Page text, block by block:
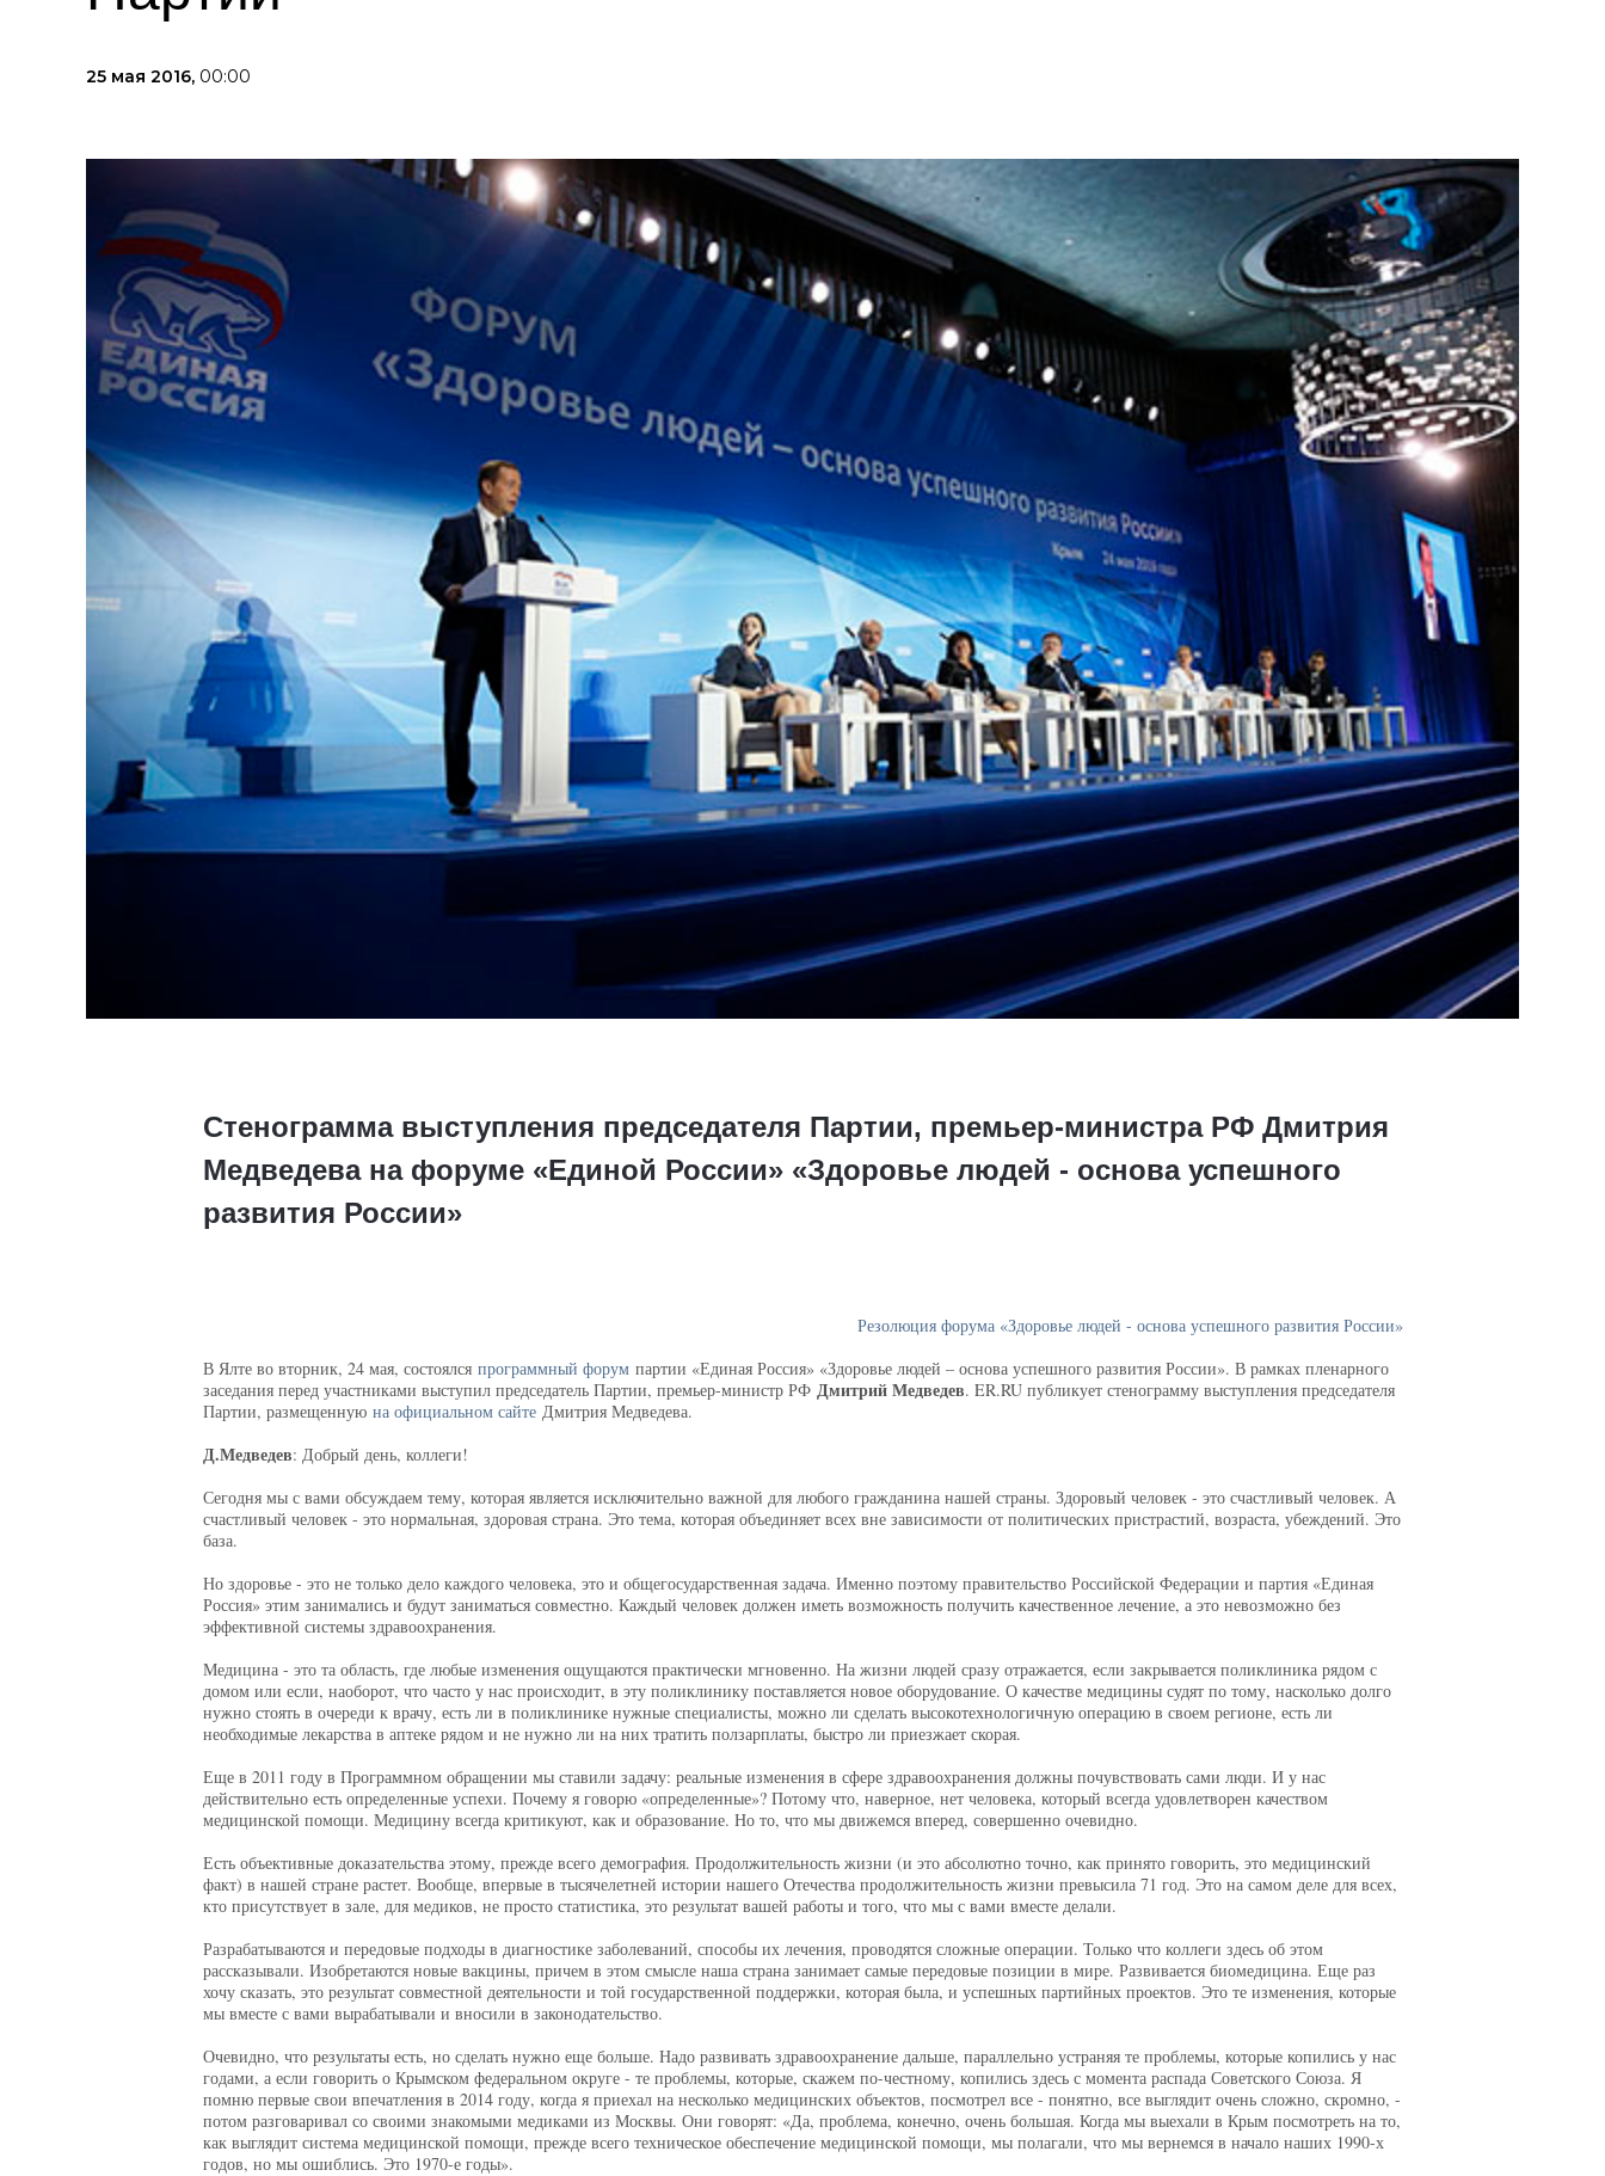
25 мая 2016, 00:00
Стенограмма выступления председателя Партии, премьер-министра РФ Дмитрия
Медведева на форуме «Единой России» «Здоровье людей - основа успешного
развития России»
Резолюция форума «Здоровье людей - основа успешного развития России»
В Ялте во вторник, 24 мая, состоялся программный форумпартии «Единая Россия» «Здоровье людей – основа успешного развития России». В рамках пленарного
заседания перед участниками выступил председатель Партии, премьер-министр РФ Дмитрий Медведев. ER.RU публикует стенограмму выступления председателя
Партии, размещенную на официальном сайтеДмитрия Медведева.
Д.Медведев: Добрый день, коллеги!
Сегодня мы с вами обсуждаем тему, которая является исключительно важной для любого гражданина нашей страны. Здоровый человек - это счастливый человек. А
счастливый человек - это нормальная, здоровая страна. Это тема, которая объединяет всех вне зависимости от политических пристрастий, возраста, убеждений. Это
база.
Но здоровье - это не только дело каждого человека, это и общегосударственная задача. Именно поэтому правительство Российской Федерации и партия «Единая
Россия» этим занимались и будут заниматься совместно. Каждый человек должен иметь возможность получить качественное лечение, а это невозможно без
эффективной системы здравоохранения.
Медицина - это та область, где любые изменения ощущаются практически мгновенно. На жизни людей сразу отражается, если закрывается поликлиника рядом с
домом или если, наоборот, что часто у нас происходит, в эту поликлинику поставляется новое оборудование. О качестве медицины судят по тому, насколько долго
нужно стоять в очереди к врачу, есть ли в поликлинике нужные специалисты, можно ли сделать высокотехнологичную операцию в своем регионе, есть ли
необходимые лекарства в аптеке рядом и не нужно ли на них тратить ползарплаты, быстро ли приезжает скорая.
Еще в 2011 году в Программном обращении мы ставили задачу: реальные изменения в сфере здравоохранения должны почувствовать сами люди. И у нас
действительно есть определенные успехи. Почему я говорю «определенные»? Потому что, наверное, нет человека, который всегда удовлетворен качеством
медицинской помощи. Медицину всегда критикуют, как и образование. Но то, что мы движемся вперед, совершенно очевидно.
Есть объективные доказательства этому, прежде всего демография. Продолжительность жизни (и это абсолютно точно, как принято говорить, это медицинский
факт) в нашей стране растет. Вообще, впервые в тысячелетней истории нашего Отечества продолжительность жизни превысила 71 год. Это на самом деле для всех,
кто присутствует в зале, для медиков, не просто статистика, это результат вашей работы и того, что мы с вами вместе делали.
Разрабатываются и передовые подходы в диагностике заболеваний, способы их лечения, проводятся сложные операции. Только что коллеги здесь об этом
рассказывали. Изобретаются новые вакцины, причем в этом смысле наша страна занимает самые передовые позиции в мире. Развивается биомедицина. Еще раз
хочу сказать, это результат совместной деятельности и той государственной поддержки, которая была, и успешных партийных проектов. Это те изменения, которые
мы вместе с вами вырабатывали и вносили в законодательство.
Очевидно, что результаты есть, но сделать нужно еще больше. Надо развивать здравоохранение дальше, параллельно устраняя те проблемы, которые копились у нас
годами, а если говорить о Крымском федеральном округе - те проблемы, которые, скажем по-честному, копились здесь с момента распада Советского Союза. Я
помню первые свои впечатления в 2014 году, когда я приехал на несколько медицинских объектов, посмотрел все - понятно, все выглядит очень сложно, скромно, -
потом разговаривал со своими знакомыми медиками из Москвы. Они говорят: «Да, проблема, конечно, очень большая. Когда мы выехали в Крым посмотреть на то,
как выглядит система медицинской помощи, прежде всего техническое обеспечение медицинской помощи, мы полагали, что мы вернемся в начало наших 1990-х
годов, но мы ошиблись. Это 1970-е годы».